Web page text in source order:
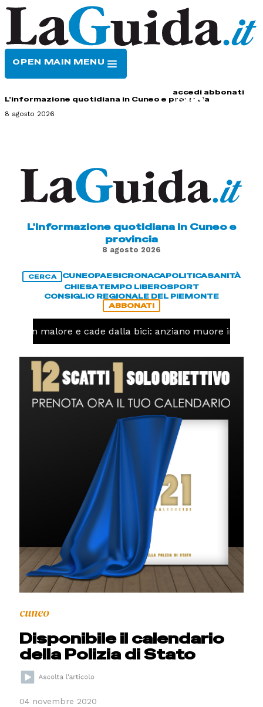
OPEN MAIN MENU
accedi abbonati
L'informazione quotidiana in Cuneo e provincia
8 agosto 2026
L'informazione quotidiana in Cuneo e
provincia
8 agosto 2026
CERCA CUNEOPAESICRONACAPOLITICASANITÀ
CHIESATEMPO LIBEROSPORT
CONSIGLIO REGIONALE DEL PIEMONTE
ABBONATI
Ha un malore e cade dalla bici: anziano muore in corso
cuneo
Disponibile il calendario
della Polizia di Stato
04 novembre 2020